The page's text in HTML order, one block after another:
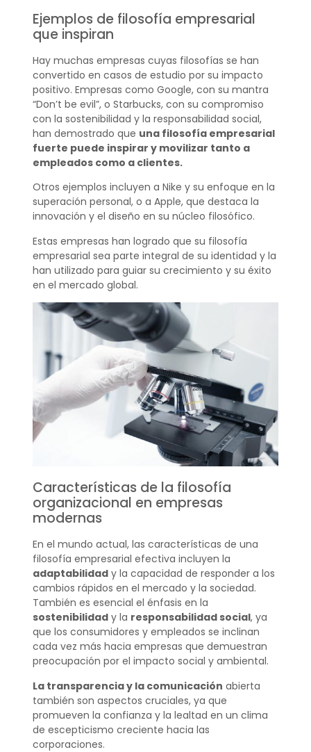
Ejemplos de filosofía empresarial
que inspiran
Hay muchas empresas cuyas filosofías se han
convertido en casos de estudio por su impacto
positivo. Empresas como Google, con su mantra
“Don’t be evil”, o Starbucks, con su compromiso
con la sostenibilidad y la responsabilidad social,
han demostrado que una filosofía empresarial
fuerte puede inspirar y movilizar tanto a
empleados como a clientes.
Otros ejemplos incluyen a Nike y su enfoque en la
superación personal, o a Apple, que destaca la
innovación y el diseño en su núcleo filosófico.
Estas empresas han logrado que su filosofía
empresarial sea parte integral de su identidad y la
han utilizado para guiar su crecimiento y su éxito
en el mercado global.
Características de la filosofía
organizacional en empresas
modernas
En el mundo actual, las características de una
filosofía empresarial efectiva incluyen la
adaptabilidady la capacidad de responder a los
cambios rápidos en el mercado y la sociedad.
También es esencial el énfasis en la
sostenibilidady la responsabilidad social, ya
que los consumidores y empleados se inclinan
cada vez más hacia empresas que demuestran
preocupación por el impacto social y ambiental.
La transparencia y la comunicación abierta
también son aspectos cruciales, ya que
promueven la confianza y la lealtad en un clima
de escepticismo creciente hacia las
corporaciones.